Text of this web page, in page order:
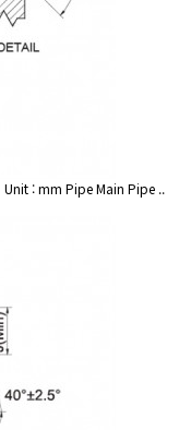
Unit : mm Pipe Main Pipe ..